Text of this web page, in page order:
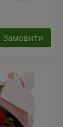
Замовити